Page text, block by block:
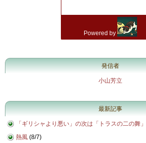
発信者
小山芳立
最新記事
「ギリシャより悪い」の次は「トラスの二の舞」
熱風 (8/7)